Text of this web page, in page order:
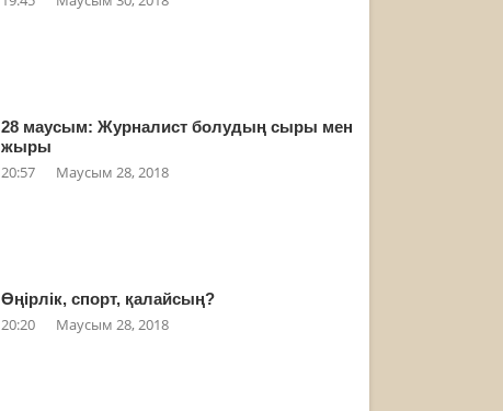
28 маусым: Журналист болудың сыры мен
жыры
20:57 Маусым 28, 2018
Өңірлік, спорт, қалайсың?
20:20 Маусым 28, 2018